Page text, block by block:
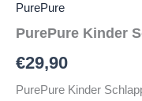
PurePure
PurePure Kinder
€29,90
PurePure Kinder